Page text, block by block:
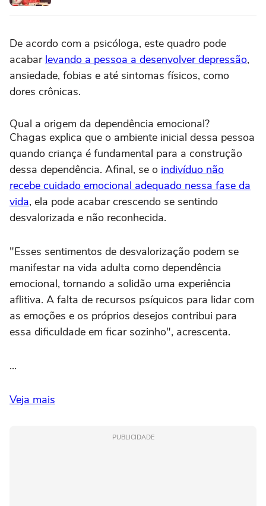
De acordo com a psicóloga, este quadro pode
acabar levando a pessoa a desenvolver depressão,
ansiedade, fobias e até sintomas físicos, como
dores crônicas.
Qual a origem da dependência emocional?
Chagas explica que o ambiente inicial dessa pessoa
quando criança é fundamental para a construção
dessa dependência. Afinal, se o indivíduo não
recebe cuidado emocional adequado nessa fase da
vida, ela pode acabar crescendo se sentindo
desvalorizada e não reconhecida.
"Esses sentimentos de desvalorização podem se
manifestar na vida adulta como dependência
emocional, tornando a solidão uma experiência
aflitiva. A falta de recursos psíquicos para lidar com
as emoções e os próprios desejos contribui para
essa dificuldade em ficar sozinho", acrescenta.
...
Veja mais
PUBLICIDADE